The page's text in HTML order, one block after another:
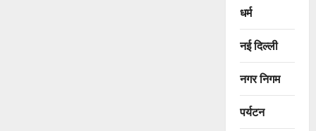
धर्म
नई दिल्ली
नगर निगम
पर्यटन